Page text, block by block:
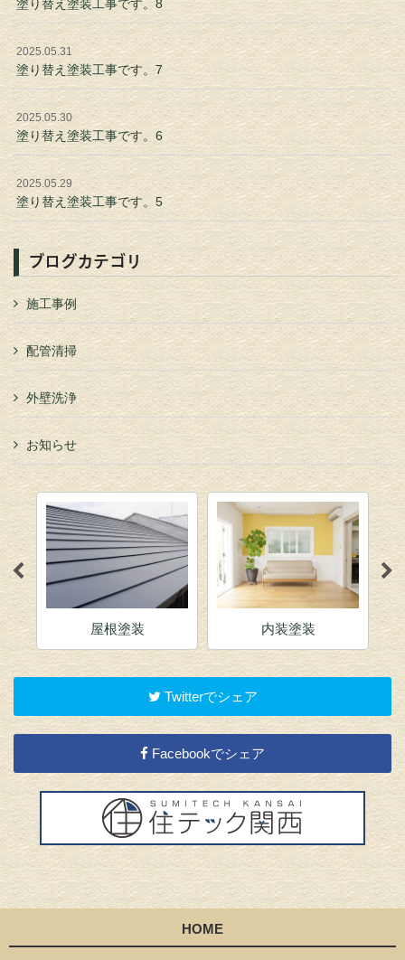
塗り替え塗装工事です。8
2025.05.31
塗り替え塗装工事です。7
2025.05.30
塗り替え塗装工事です。6
2025.05.29
塗り替え塗装工事です。5
ブログカテゴリ
施工事例
配管清掃
外壁洗浄
お知らせ
屋根塗装 内装塗装
Twitterでシェア
Facebookでシェア
HOME